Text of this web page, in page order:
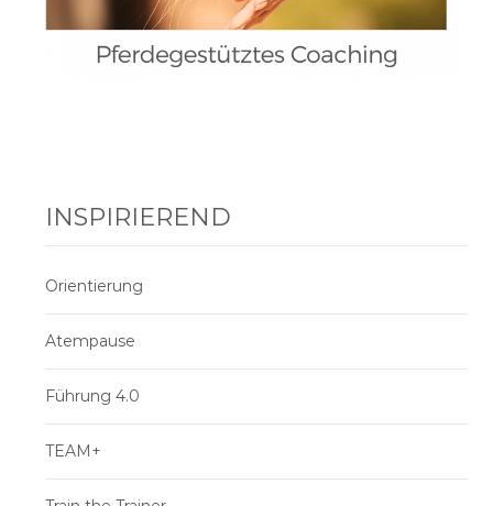
INSPIRIEREND
Orientierung
Atempause
Führung 4.0
TEAM+